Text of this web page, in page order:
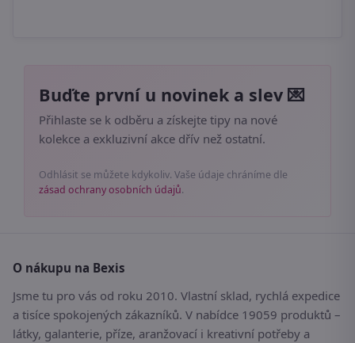
Buďte první u novinek a slev 💌
Přihlaste se k odběru a získejte tipy na nové
kolekce a exkluzivní akce dřív než ostatní.
Odhlásit se můžete kdykoliv. Vaše údaje chráníme dle
zásad ochrany osobních údajů.
O nákupu na Bexis
Jsme tu pro vás od roku 2010. Vlastní sklad, rychlá expedice
a tisíce spokojených zákazníků. V nabídce 19059 produktů –
látky, galanterie, příze, aranžovací i kreativní potřeby a